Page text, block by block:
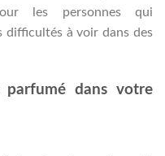
les personnes qui
à voir dans des
dans votre